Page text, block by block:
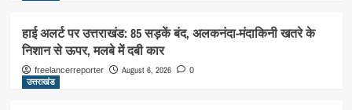
हाई अलर्ट पर उत्तराखंड: 85 सड़कें बंद, अलकनंदा-मंदाकिनी खतरे के
निशान से ऊपर, मलबे में दबी कार
freelancerreporter August 6, 2026 0
उत्तराखंड